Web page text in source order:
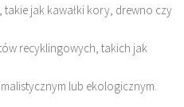
takie jak kawałki kory, drewno czy
recyklingowych, takich jak
lub ekologicznym.